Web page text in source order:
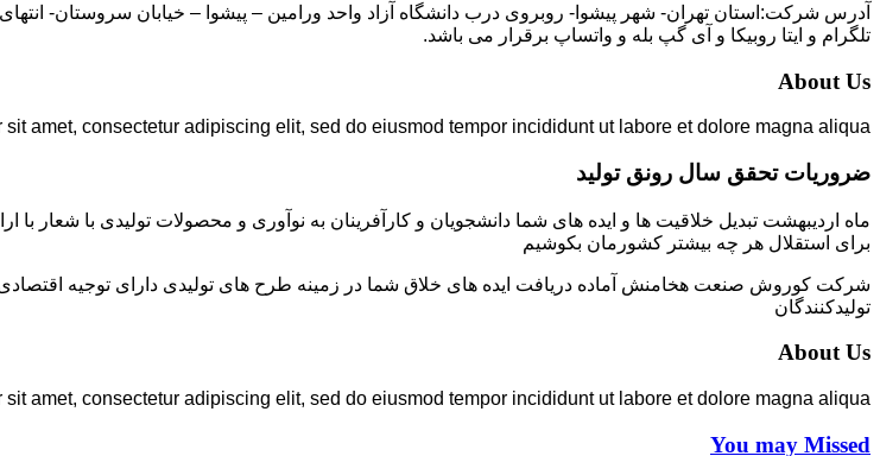
تلگرام و ایتا روبیکا و آی گپ بله و واتساپ برقرار می باشد.
About Us
sit amet, consectetur adipiscing elit, sed do eiusmod tempor incididunt ut labore et dolore magna aliqua.
ضروریات تحقق سال رونق تولید
ماه اردیبهشت تبدیل خلاقیت ها و ایده های شما دانشجویان و کارآفرینان به نوآوری و محصولات تولیدی با شعار
برای استقلال هر چه بیشتر کشورمان بکوشیم
شرکت کوروش صنعت هخامنش آماده دریافت ایده های خلاق شما در زمینه طرح های تولیدی دارای توجیه
تولیدکنندگان
About Us
sit amet, consectetur adipiscing elit, sed do eiusmod tempor incididunt ut labore et dolore magna aliqua.
You may Missed